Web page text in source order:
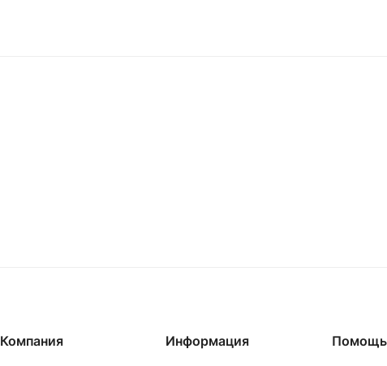
Компания Информация Помощь